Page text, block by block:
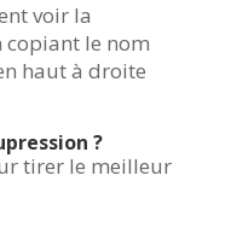
voir la
copiant le nom
haut à droite
?
tirer le meilleur